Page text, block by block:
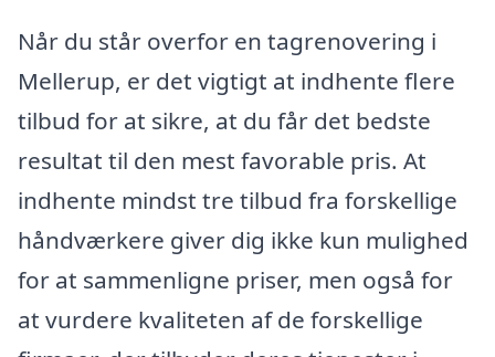
Når du står overfor en tagrenovering i
Mellerup, er det vigtigt at indhente flere
tilbud for at sikre, at du får det bedste
resultat til den mest favorable pris. At
indhente mindst tre tilbud fra forskellige
håndværkere giver dig ikke kun mulighed
for at sammenligne priser, men også for
at vurdere kvaliteten af de forskellige